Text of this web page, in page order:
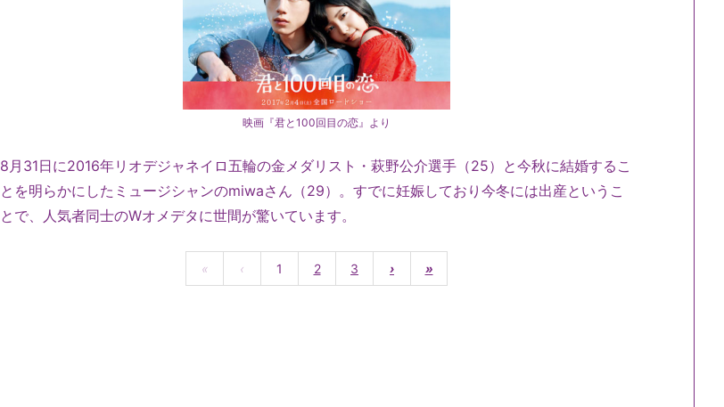
映画『君と100回目の恋』より
8月31日に2016年リオデジャネイロ五輪の金メダリスト・萩野公介選手（25）と今秋に結婚するこ
とを明らかにしたミュージシャンのmiwaさん（29）。すでに妊娠しており今冬には出産というこ
とで、人気者同士のWオメデタに世間が驚いています。
« ‹ 1 2 3 › »